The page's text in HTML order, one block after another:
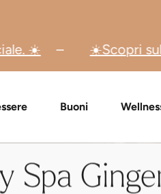
subito le nostre offerte
e trattamenti Eventi
Buoni
buono regalo FAQ
Spa